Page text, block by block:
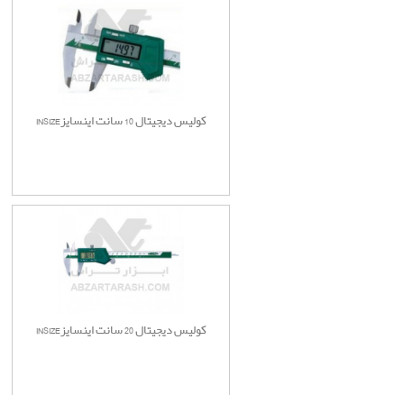
کولیس دیجیتال 10 سانت اینسایزINSIZE
کولیس دیجیتال 20 سانت اینسایزINSIZE